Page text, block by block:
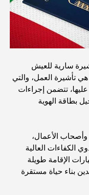
مثالي من القهوة
دليل الطهي
القهوة وأسلوب
سارية للعيش
تأشيرة العمل، والتي
تتضمن إجراءات
بطاقة الهوية
وأصحاب الأعمال،
الكفاءات العالية
الإقامة طويلة
بناء حياة مستقرة